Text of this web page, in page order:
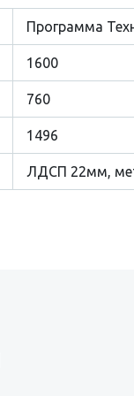
Программа
1600
760
1496
ЛДСП 22мм,